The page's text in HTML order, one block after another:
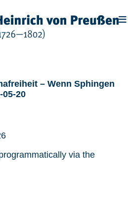
– Wenn Sphingen
05-20
via the